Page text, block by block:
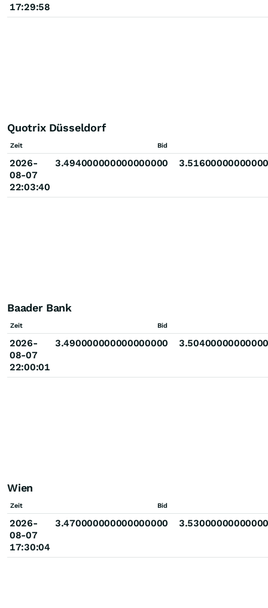
17:29:58
Quotrix Düsseldorf
Zeit Bid
2026-
08-07
22:03:40
3.494000000000000000
Baader Bank
Zeit Bid
2026-
08-07
22:00:01
3.490000000000000000
Wien
Zeit Bid
2026-
08-07
17:30:04
3.470000000000000000